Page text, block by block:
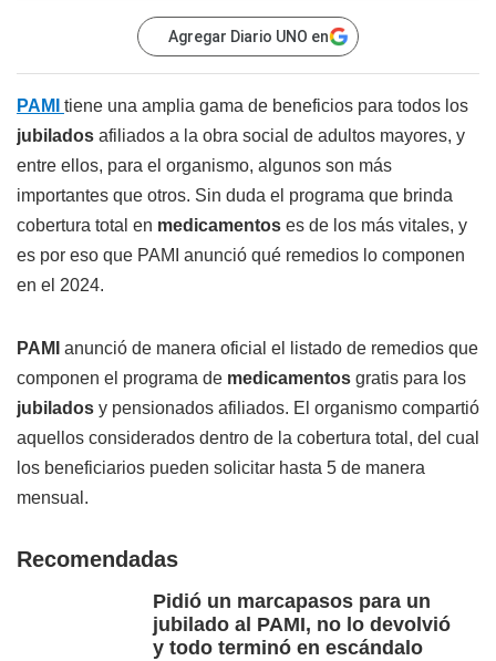
Agregar Diario UNO en
PAMI tiene una amplia gama de beneficios para todos los
jubilados afiliados a la obra social de adultos mayores, y
entre ellos, para el organismo, algunos son más
importantes que otros. Sin duda el programa que brinda
cobertura total en medicamentos es de los más vitales, y
es por eso que PAMI anunció qué remedios lo componen
en el 2024.
PAMI anunció de manera oficial el listado de remedios que
componen el programa de medicamentos gratis para los
jubilados y pensionados afiliados. El organismo compartió
aquellos considerados dentro de la cobertura total, del cual
los beneficiarios pueden solicitar hasta 5 de manera
mensual.
Recomendadas
Pidió un marcapasos para un
jubilado al PAMI, no lo devolvió
y todo terminó en escándalo